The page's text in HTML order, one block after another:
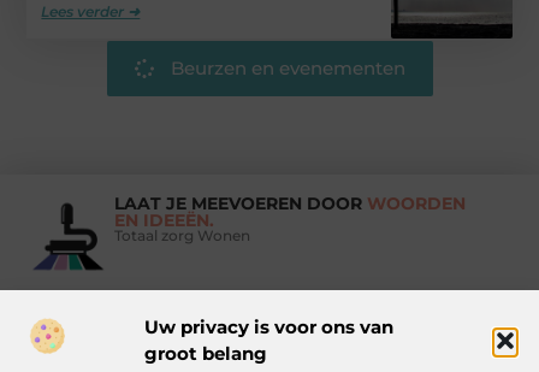
Uw privacy is voor ons van
groot belang
Lees verder ➜
Beurzen en evenementen
LAAT JE MEEVOEREN DOOR WOORDEN
EN IDEEËN.
Totaal zorg Wonen
Vind Ons Hier :